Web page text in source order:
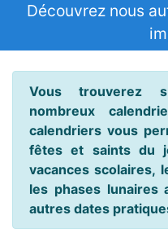
Découvrez nous
Vous trouverez
nombreux
calendriers vous
fêtes et saints du
vacances scolaires,
les phases lunaires
autres dates